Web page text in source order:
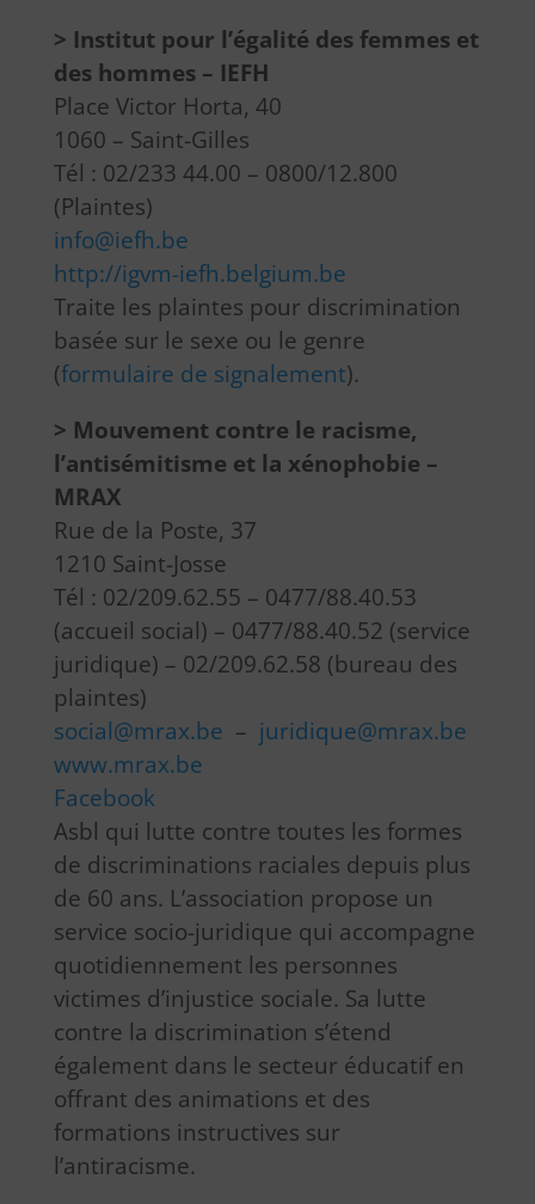
> Institut pour l’égalité des femmes et
des hommes – IEFH
Place Victor Horta, 40
1060 – Saint-Gilles
Tél : 02/233 44.00 – 0800/12.800
(Plaintes)
info@iefh.be
http://igvm-iefh.belgium.be
Traite les plaintes pour discrimination
basée sur le sexe ou le genre
(formulaire de signalement).
> Mouvement contre le racisme,
l’antisémitisme et la xénophobie –
MRAX
Rue de la Poste, 37
1210 Saint-Josse
Tél : 02/209.62.55 – 0477/88.40.53
(accueil social) – 0477/88.40.52 (service
juridique) – 02/209.62.58 (bureau des
plaintes)
social@mrax.be – juridique@mrax.be
www.mrax.be
Facebook
Asbl qui lutte contre toutes les formes
de discriminations raciales depuis plus
de 60 ans. L’association propose un
service socio-juridique qui accompagne
quotidiennement les personnes
victimes d’injustice sociale. Sa lutte
contre la discrimination s’étend
également dans le secteur éducatif en
offrant des animations et des
formations instructives sur
l’antiracisme.